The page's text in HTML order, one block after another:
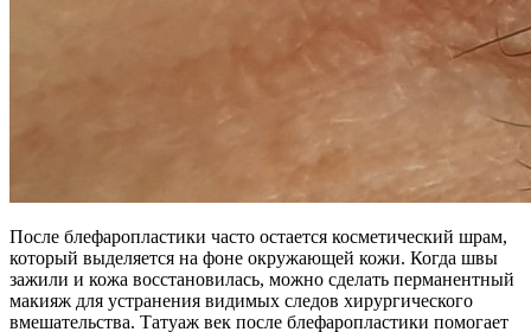
После блефаропластики часто остается косметический шрам,
который выделяется на фоне окружающей кожи. Когда швы
зажили и кожа восстановилась, можно сделать перманентный
макияж для устранения видимых следов хирургического
вмешательства. Татуаж век после блефаропластики помогает